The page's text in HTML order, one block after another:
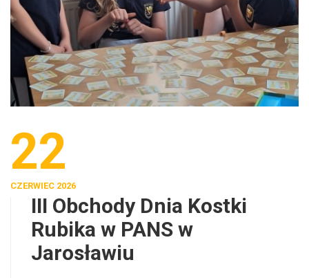
22
CZERWIEC 2026
III Obchody Dnia Kostki
Rubika w PANS w
Jarosławiu